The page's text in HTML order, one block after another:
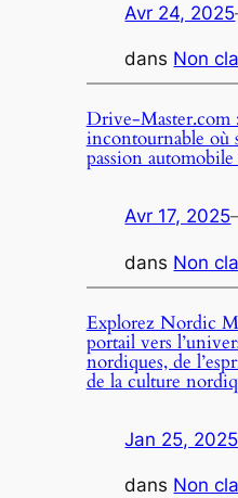
Avr 24, 2025
dans Non
Drive-Master.com
incontournable où
passion
Avr 17, 2025
dans Non
Explorez Nordic
portail vers
nordiques, de
de la culture
Jan 25, 2025
dans Non